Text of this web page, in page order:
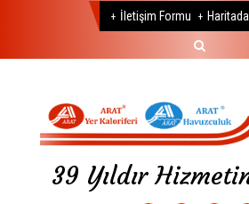
İletişim Formu
39 Yıldır